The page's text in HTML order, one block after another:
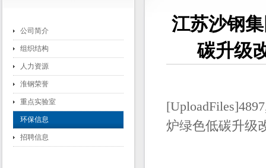
公司简介
组织结构
人力资源
淮钢荣誉
重点实验室
环保信息
招聘信息
江苏沙钢
碳升级
炉绿色低碳升级